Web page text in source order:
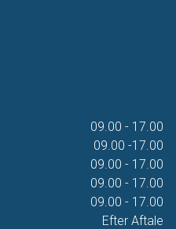
09.00 - 17.00
09.00 -17.00
09.00 - 17.00
09.00 - 17.00
09.00 - 17.00
Efter Aftale